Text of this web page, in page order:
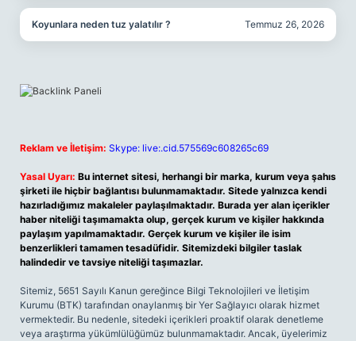
Koyunlara neden tuz yalatılır ? Temmuz 26, 2026
Reklam ve İletişim: Skype: live:.cid.575569c608265c69
Yasal Uyarı: Bu internet sitesi, herhangi bir marka, kurum veya şahıs
şirketi ile hiçbir bağlantısı bulunmamaktadır. Sitede yalnızca kendi
hazırladığımız makaleler paylaşılmaktadır. Burada yer alan içerikler
haber niteliği taşımamakta olup, gerçek kurum ve kişiler hakkında
paylaşım yapılmamaktadır. Gerçek kurum ve kişiler ile isim
benzerlikleri tamamen tesadüfidir. Sitemizdeki bilgiler taslak
halindedir ve tavsiye niteliği taşımazlar.
Sitemiz, 5651 Sayılı Kanun gereğince Bilgi Teknolojileri ve İletişim
Kurumu (BTK) tarafından onaylanmış bir Yer Sağlayıcı olarak hizmet
vermektedir. Bu nedenle, sitedeki içerikleri proaktif olarak denetleme
veya araştırma yükümlülüğümüz bulunmamaktadır. Ancak, üyelerimiz